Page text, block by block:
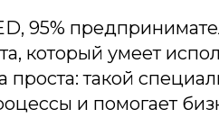
95%
который умеет
такой
и помогает